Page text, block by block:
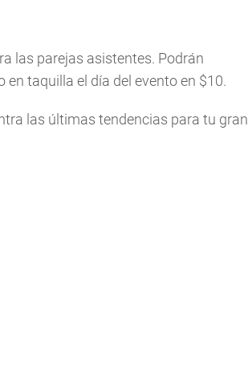
las parejas asistentes. Podrán
taquilla el día del evento en $10.
las últimas tendencias para tu gran